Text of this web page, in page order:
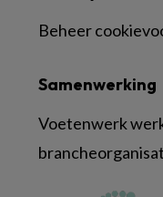
Samenwerking
Voetenwerk
Beheer